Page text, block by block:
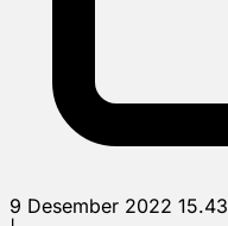
9 Desember 2022 15.43